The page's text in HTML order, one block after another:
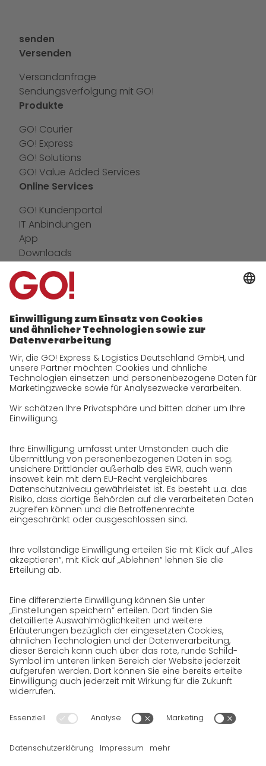
senden
Versenden
Versandanfrage
Sendungsverfolgung mit GO!
Produkte
GO! Courier
GO! Express
GO! Solutions
GO! Value Added Services
Online Services
GO! Kundenportal
IT Anbindungen
App
Downloads
Kontakt
Unternehmen
zukunftssichere Arbeitskultur bei GO!
Daten & Fakten
Historie
CSR
Qualität
Zertifizierungen
Referenzen
Auszeichnungen
Karriere
GO! als Arbeitgeber
Arbeitsbereiche
Jobs & Karriere
Initiativbewerbung bei GO!
Datenschutz
Datenschutzerklärung für Website
Datenschutzerklärung für GeschäftspartnerInnen
SendungsempfängerInnen
Datenschutzerklärung BewerberInnen
Datenschutzerklärung Webportal
Datenschutzerklärung Social Media
Datenschutzerklärung GO! App
Impressum
BGB
Rechtshinweise
Cookies
ausschließlich Ihrer Information dienen, wurden daher mit
größter Sorgfalt erstellt. Bitte haben Sie jedoch Verständnis